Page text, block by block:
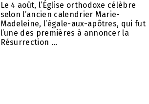
Le 4 août, l’Église orthodoxe célèbre
selon l’ancien calendrier Marie-
Madeleine, l’égale-aux-apôtres, qui fut
l’une des premières à annoncer la
Résurrection ...